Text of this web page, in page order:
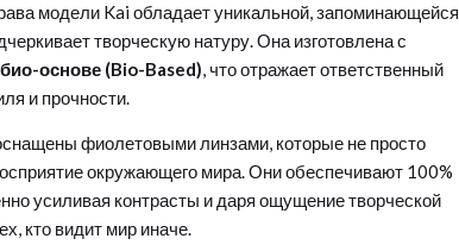
модели Kai обладает уникальной, запоминающейся
творческую натуру. Она изготовлена с
основе (Bio-Based), что отражает ответственный
и прочности.
фиолетовыми линзами, которые не просто
окружающего мира. Они обеспечивают 100%
усиливая контрасты и даря ощущение творческой
кто видит мир иначе.